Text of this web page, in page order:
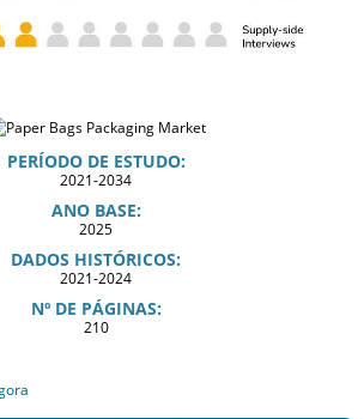
PERÍODO DE ESTUDO:
2021-2034
ANO BASE:
2025
DADOS HISTÓRICOS:
2021-2024
Nº DE PÁGINAS:
210